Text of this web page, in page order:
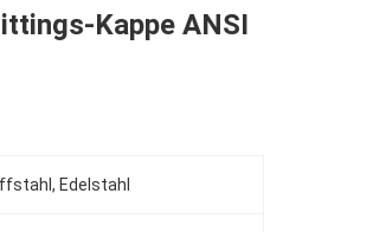
Kappe ANSI
Edelstahl